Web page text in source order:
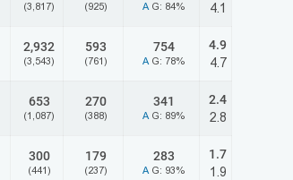
(3,817) (925) A G: 84%
4.1
2,932
(3,543)
593
(761)
754
A G: 78%
4.9
4.7
653
(1,087)
270
(388)
341
A G: 89%
2.4
2.8
300
(441)
179
(237)
283
A G: 93%
1.7
1.9